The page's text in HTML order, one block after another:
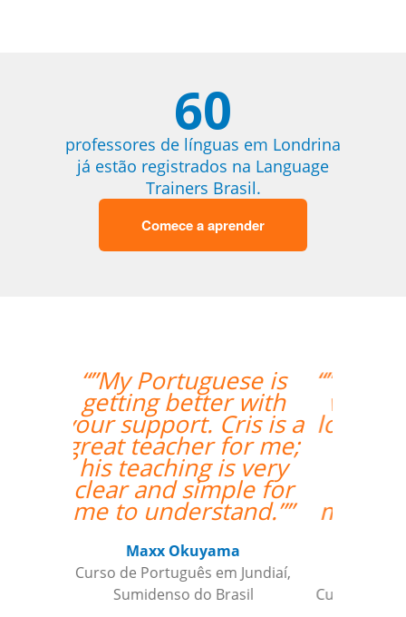
60
professores de línguas em Londrina
já estão registrados na Language
Trainers Brasil.
Comece a aprender
“”I had my second class
with Carol and it was
lovely. I am very happy
to have her as my
teacher and I am
looking forward to
more classes with her.
Ariana Maher
Curso de Português em Florianópolis